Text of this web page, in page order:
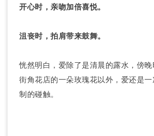
开心时，亲吻加倍喜悦。
沮丧时，拍肩带来鼓舞。
恍然明白，爱除了是清晨的露水，傍晚
街角花店的一朵玫瑰花以外，爱还是
制的碰触。